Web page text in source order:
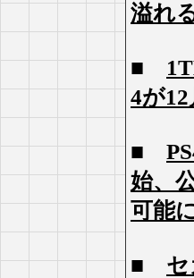
溢れ
■
4が
■
始、
可能
■